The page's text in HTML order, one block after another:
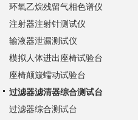
环氧乙烷残留气相色谱仪
注射器注射针测试仪
输液器泄漏测试仪
模拟人体进出座椅试验台
座椅颠簸蠕动试验台
过滤器滤清器综合测试台
过滤器综合测试台